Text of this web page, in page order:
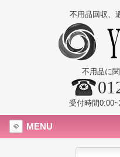
不用品回収、
不用品に
受付時間
MENU